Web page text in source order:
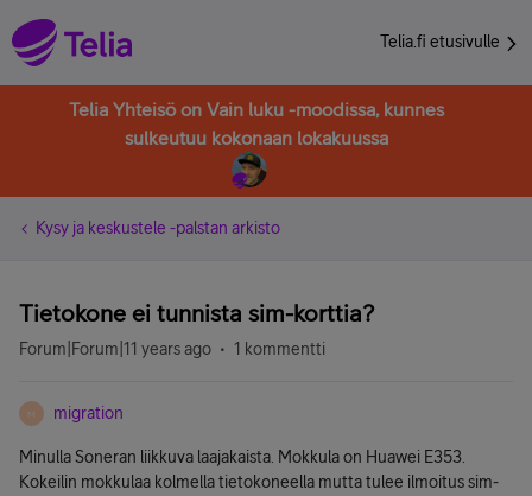
Telia.fi etusivulle
Telia Yhteisö on Vain luku -moodissa, kunnes
sulkeutuu kokonaan lokakuussa
Kysy ja keskustele -palstan arkisto
Tietokone ei tunnista sim-korttia?
Forum|Forum|11 years ago 1 kommentti
M migration
Minulla Soneran liikkuva laajakaista. Mokkula on Huawei E353.
Kokeilin mokkulaa kolmella tietokoneella mutta tulee ilmoitus sim-